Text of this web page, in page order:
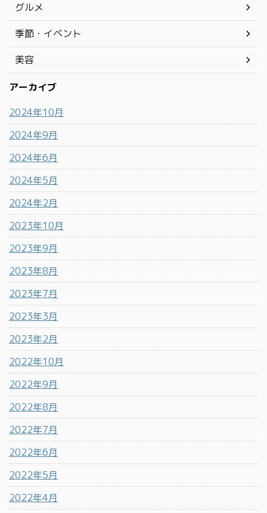
グルメ
季節・イベント
美容
アーカイブ
2024年10月
2024年9月
2024年6月
2024年5月
2024年2月
2023年10月
2023年9月
2023年8月
2023年7月
2023年3月
2023年2月
2022年10月
2022年9月
2022年8月
2022年7月
2022年6月
2022年5月
2022年4月